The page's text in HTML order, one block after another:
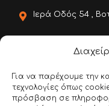
Για να παρέχουμε την
τεχνολογίες όπως
πρόσβαση σε
Ιερά Οδός 54 ,